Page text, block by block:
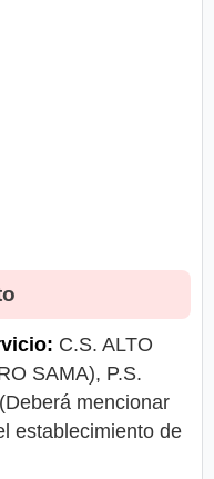
C.S. ALTO
SAMA), P.S.
mencionar
establecimiento de